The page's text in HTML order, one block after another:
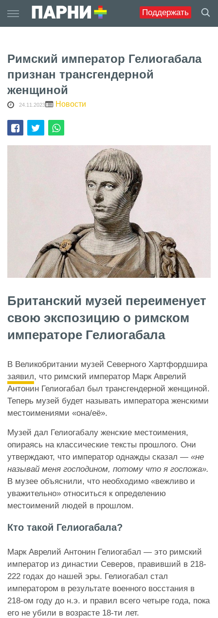
Поддержать
to
content
Римский император Гелиогабала
признан трансгендерной
женщиной
24.11.2023 Новости
Британский музей переименует
свою экспозицию о римском
императоре Гелиогабала
В Великобритании музей Северного Хартфордшира
заявил, что римский император Марк Аврелий
Антонин Гелиогабал был трансгендерной женщиной.
Теперь музей будет называть императора женскими
местоимениями «она/её».
Музей дал Гелиогабалу женские местоимения,
опираясь на классические тексты прошлого. Они
утверждают, что император однажды сказал — «не
называй меня господином, потому что я госпожа».
В музее объяснили, что необходимо «вежливо и
уважительно» относиться к определению
местоимений людей в прошлом.
Кто такой Гелиогабала?
Марк Аврелий Антонин Гелиогабал — это римский
император из династии Северов, правивший в 218-
222 годах до нашей эры. Гелиогабал стал
императором в результате военного восстания в
218-ом году до н.э. и правил всего четыре года, пока
его не убили в возрасте 18-ти лет.